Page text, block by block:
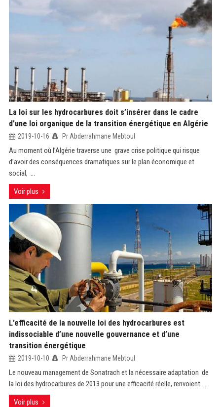
La loi sur les hydrocarbures doit s’insérer dans le cadre
d’une loi organique de la transition énergétique en Algérie
2019-10-16 Pr Abderrahmane Mebtoul
Au moment où l’Algérie traverse une grave crise politique qui risque
d’avoir des conséquences dramatiques sur le plan économique et
social, ...
Voir plus
L’efficacité de la nouvelle loi des hydrocarbures est
indissociable d’une nouvelle gouvernance et d’une
transition énergétique
2019-10-10 Pr Abderrahmane Mebtoul
Le nouveau management de Sonatrach et la nécessaire adaptation de
la loi des hydrocarbures de 2013 pour une efficacité réelle, renvoient ...
Voir plus